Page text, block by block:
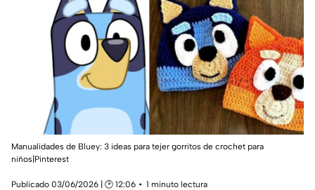
Manualidades de Bluey: 3 ideas para tejer gorritos de crochet para
niños|Pinterest
Publicado 03/06/2026 | 🕑 12:06
1 minuto lectura